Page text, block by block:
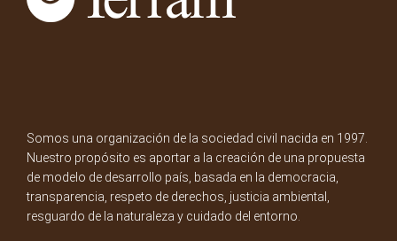
Somos una organización de la sociedad civil nacida en 1997.
Nuestro propósito es aportar a la creación de una propuesta
de modelo de desarrollo país, basada en la democracia,
transparencia, respeto de derechos, justicia ambiental,
resguardo de la naturaleza y cuidado del entorno.